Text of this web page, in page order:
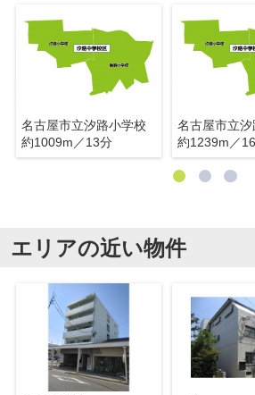
名古屋市立汐路小学校
約1009m／13分
名古屋市立汐
約1239m／
エリアの近い物件